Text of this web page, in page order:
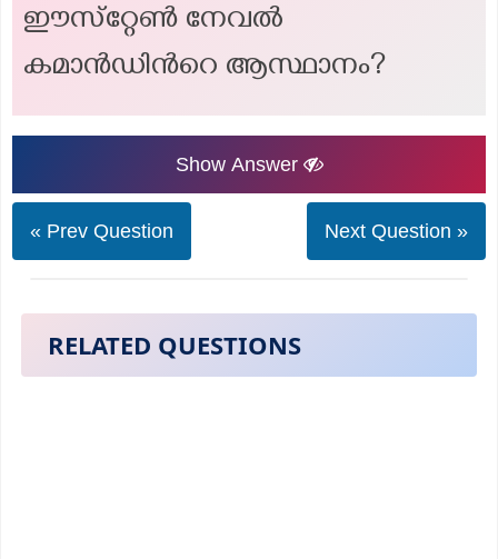
ഈസ്‌റ്റേൺ നേവൽ
കമാൻഡിന്‍റെ ആസ്ഥാനം?
Show Answer
« Prev Question Next Question »
RELATED QUESTIONS